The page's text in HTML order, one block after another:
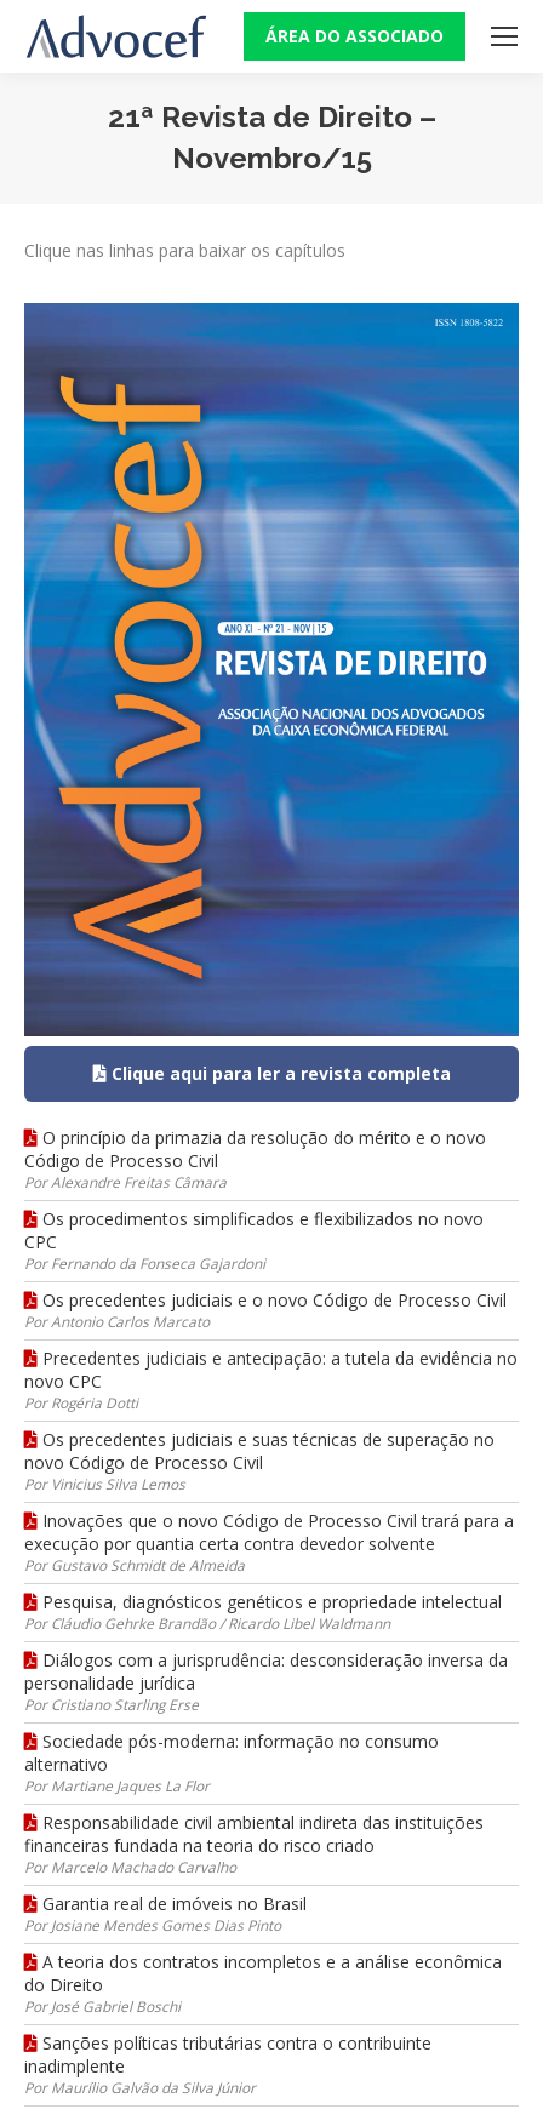
ÁREA DO ASSOCIADO
21ª Revista de Direito –
Novembro/15
Clique nas linhas para baixar os capítulos
Clique aqui para ler a revista completa
O princípio da primazia da resolução do mérito e o novo
Código de Processo Civil
Por Alexandre Freitas Câmara
Os procedimentos simplificados e flexibilizados no novo
CPC
Por Fernando da Fonseca Gajardoni
Os precedentes judiciais e o novo Código de Processo Civil
Por Antonio Carlos Marcato
Precedentes judiciais e antecipação: a tutela da evidência no
novo CPC
Por Rogéria Dotti
Os precedentes judiciais e suas técnicas de superação no
novo Código de Processo Civil
Por Vinicius Silva Lemos
Inovações que o novo Código de Processo Civil trará para a
execução por quantia certa contra devedor solvente
Por Gustavo Schmidt de Almeida
Pesquisa, diagnósticos genéticos e propriedade intelectual
Por Cláudio Gehrke Brandão / Ricardo Libel Waldmann
Diálogos com a jurisprudência: desconsideração inversa da
personalidade jurídica
Por Cristiano Starling Erse
Sociedade pós-moderna: informação no consumo
alternativo
Por Martiane Jaques La Flor
Responsabilidade civil ambiental indireta das instituições
financeiras fundada na teoria do risco criado
Por Marcelo Machado Carvalho
Garantia real de imóveis no Brasil
Por Josiane Mendes Gomes Dias Pinto
A teoria dos contratos incompletos e a análise econômica
do Direito
Por José Gabriel Boschi
Sanções políticas tributárias contra o contribuinte
inadimplente
Por Maurílio Galvão da Silva Júnior